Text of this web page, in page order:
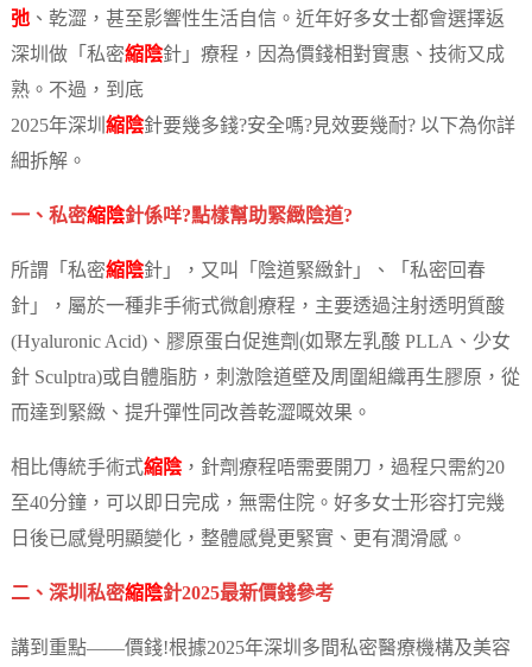
弛、乾澀，甚至影響性生活自信。近年好多女士都會選擇返
深圳做「私密縮陰針」療程，因為價錢相對實惠、技術又成
熟。不過，到底
2025年深圳 縮陰針要幾多錢?安全嗎?見效要幾耐? 以下為你詳
細拆解。
一、私密縮陰針係咩?點樣幫助緊緻陰道?
所謂「私密縮陰針」，又叫「陰道緊緻針」、「私密回春
針」，屬於一種非手術式微創療程，主要透過注射透明質酸
(Hyaluronic Acid)、膠原蛋白促進劑(如聚左乳酸 PLLA、少女
針 Sculptra)或自體脂肪，刺激陰道壁及周圍組織再生膠原，從
而達到緊緻、提升彈性同改善乾澀嘅效果。
相比傳統手術式縮陰，針劑療程唔需要開刀，過程只需約20
至40分鐘，可以即日完成，無需住院。好多女士形容打完幾
日後已感覺明顯變化，整體感覺更緊實、更有潤滑感。
二、深圳私密縮陰針2025最新價錢參考
講到重點——價錢!根據2025年深圳多間私密醫療機構及美容